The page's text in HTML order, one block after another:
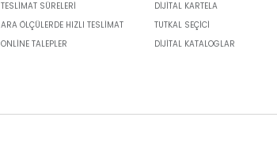
TESLIMAT SÜRELERI
ARA ÖLÇÜLERDE HIZLI TESLIMAT
ONLINE TALEPLER
DİJİTAL KARTELA
TUTKAL SEÇİCİ
DIJITAL KATALOGLAR